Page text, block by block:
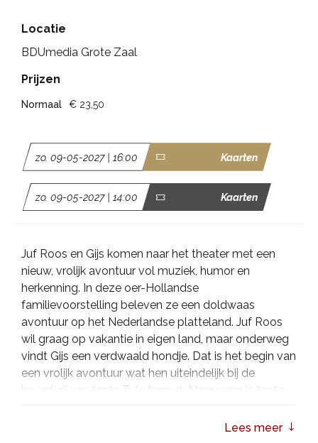
Juf Roos en Gijs komen naar het theater met een
nieuw, vrolijk avontuur vol muziek, humor en
herkenning. In deze oer-Hollandse
familievoorstelling beleven ze een doldwaas
avontuur op het Nederlandse platteland. Juf Roos
wil graag op vakantie in eigen land, maar onderweg
vindt Gijs een verdwaald hondje. Dat is het begin van
een vrolijk avontuur wat hen uiteindelijk bij de
boerderij van tante Tulp brengt. Maar waar is tante
Tijdens deze interactieve voorstelling worden
Lees meer
zo. 09-05-2027 | 16:00 Kaarten
zo. 09-05-2027 | 14:00 Kaarten
Locatie
BDUmedia Grote Zaal
Prijzen
Normaal € 23,50